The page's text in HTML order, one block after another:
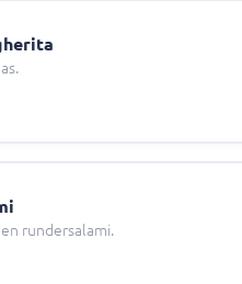
rundersalami.